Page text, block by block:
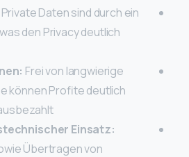
Private Daten sind durch ein
den Privacy deutlich
Frei von langwierige
können Profite deutlich
Einsatz:
Übertragen von